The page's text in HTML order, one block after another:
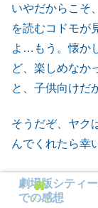
いやだからこそ
を読むコドモが
よ…もう。懐か
ど、楽しめなか
と、子供向けだ
そうだぞ、ヤク
んでくれたら幸
劇場版シティ
での感想
ホーム